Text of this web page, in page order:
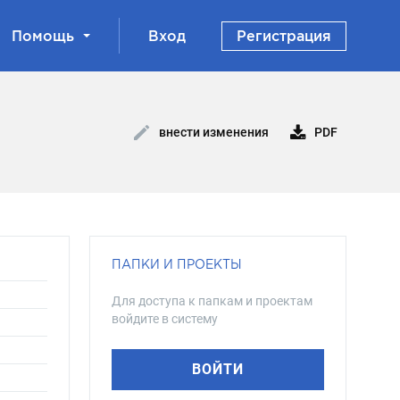
Помощь Вход Регистрация
внести изменения PDF
ПАПКИ И ПРОЕКТЫ
Для доступа к папкам и проектам
войдите в систему
ВОЙТИ